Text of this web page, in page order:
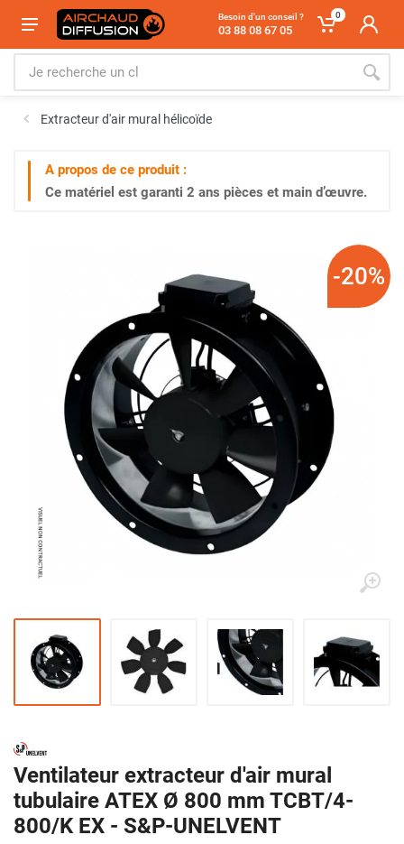
Besoin d'un conseil ?
03 88 08 67 05
0
Extracteur d'air mural hélicoïde
A propos de ce produit :
Ce matériel est garanti 2 ans pièces et main d’œuvre.
-20%
Ventilateur extracteur d'air mural
tubulaire ATEX Ø 800 mm TCBT/4-
800/K EX - S&P-UNELVENT